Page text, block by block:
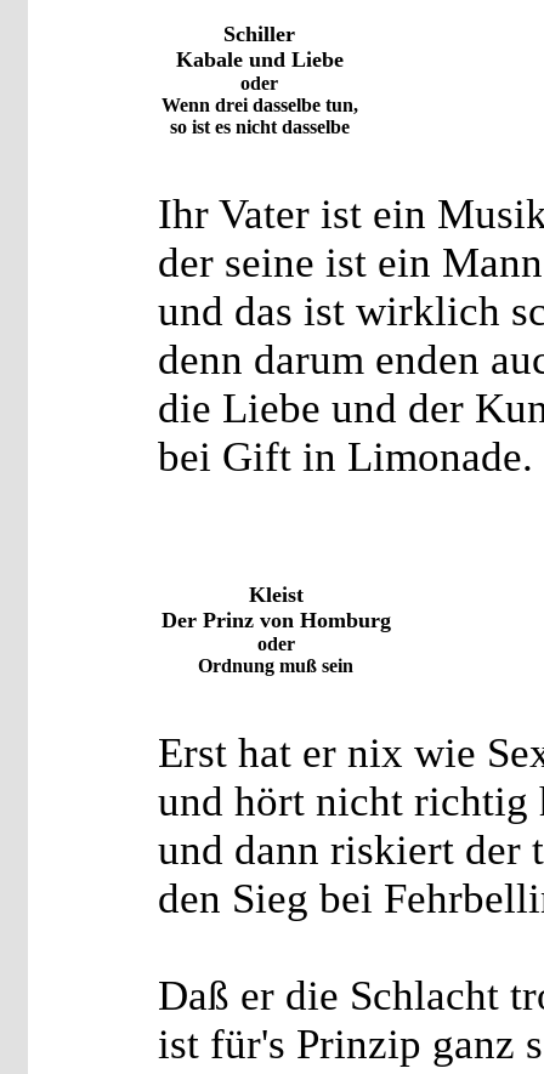
Schiller
Kabale und Liebe
oder
Wenn drei dasselbe tun,
so ist es nicht dasselbe
Ihr Vater ist ein
der seine ist ein
und das ist wirklich
denn darum enden
die Liebe und der
bei Gift in Limonade.
Kleist
Der Prinz von Homburg
oder
Ordnung muß sein
Erst hat er nix wie
und hört nicht richtig
und dann riskiert der
den Sieg bei
Daß er die Schlacht
ist für's Prinzip ganz